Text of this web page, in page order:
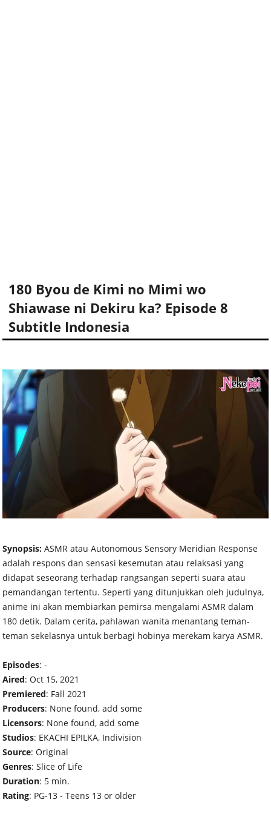
180 Byou de Kimi no Mimi wo
Shiawase ni Dekiru ka? Episode 8
Subtitle Indonesia
Synopsis: ASMR atau Autonomous Sensory Meridian Response
adalah respons dan sensasi kesemutan atau relaksasi yang
didapat seseorang terhadap rangsangan seperti suara atau
pemandangan tertentu. Seperti yang ditunjukkan oleh judulnya,
anime ini akan membiarkan pemirsa mengalami ASMR dalam
180 detik. Dalam cerita, pahlawan wanita menantang teman-
teman sekelasnya untuk berbagi hobinya merekam karya ASMR.
Episodes: -
Aired: Oct 15, 2021
Premiered: Fall 2021
Producers: None found, add some
Licensors: None found, add some
Studios: EKACHI EPILKA, Indivision
Source: Original
Genres: Slice of Life
Duration: 5 min.
Rating: PG-13 - Teens 13 or older